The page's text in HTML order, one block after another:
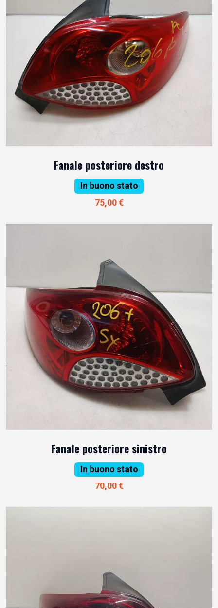
Fanale posteriore destro
In buono stato
75,00 €
Fanale posteriore sinistro
In buono stato
70,00 €